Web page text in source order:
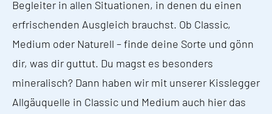
Begleiter in allen Situationen, in denen du einen
erfrischenden Ausgleich brauchst. Ob Classic,
Medium oder Naturell – finde deine Sorte und gönn
dir, was dir guttut. Du magst es besonders
mineralisch? Dann haben wir mit unserer Kisslegger
Allgäuquelle in Classic und Medium auch hier das